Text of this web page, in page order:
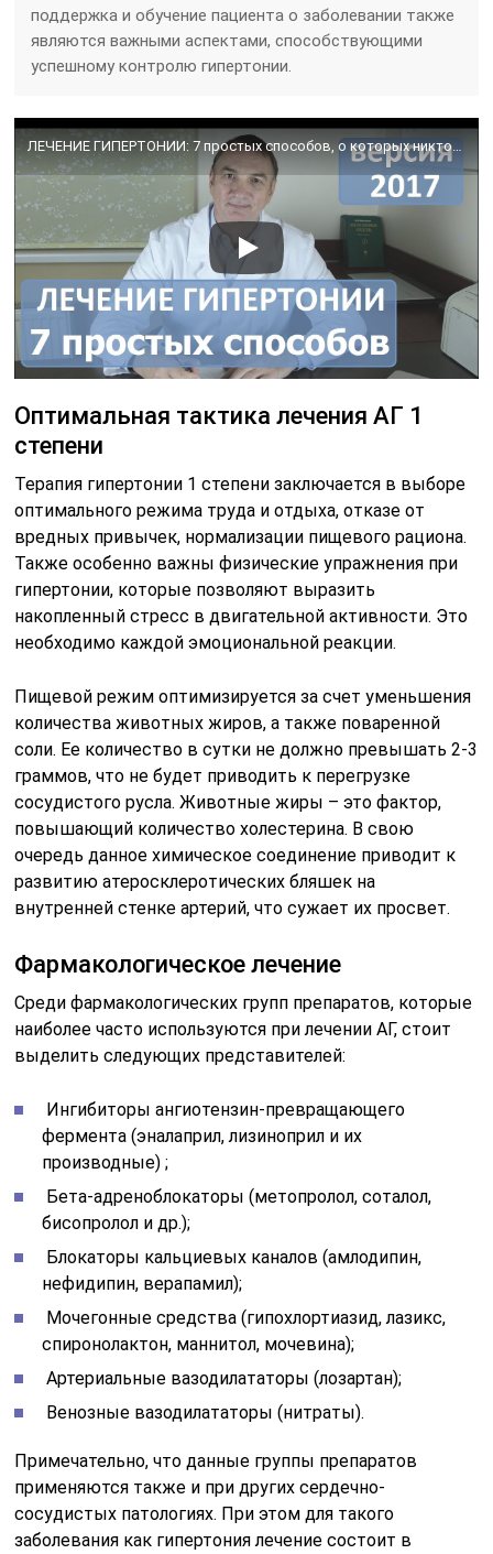
поддержка и обучение пациента о заболевании также
являются важными аспектами, способствующими
успешному контролю гипертонии.
ЛЕЧЕНИЕ ГИПЕРТОНИИ: 7 простых способов, о которых никто не знает.
Оптимальная тактика лечения АГ 1
степени
Терапия гипертонии 1 степени заключается в выборе
оптимального режима труда и отдыха, отказе от
вредных привычек, нормализации пищевого рациона.
Также особенно важны физические упражнения при
гипертонии, которые позволяют выразить
накопленный стресс в двигательной активности. Это
необходимо каждой эмоциональной реакции.
Пищевой режим оптимизируется за счет уменьшения
количества животных жиров, а также поваренной
соли. Ее количество в сутки не должно превышать 2-3
граммов, что не будет приводить к перегрузке
сосудистого русла. Животные жиры – это фактор,
повышающий количество холестерина. В свою
очередь данное химическое соединение приводит к
развитию атеросклеротических бляшек на
внутренней стенке артерий, что сужает их просвет.
Фармакологическое лечение
Среди фармакологических групп препаратов, которые
наиболее часто используются при лечении АГ, стоит
выделить следующих представителей:
Ингибиторы ангиотензин-превращающего
фермента (эналаприл, лизиноприл и их
производные) ;
Бета-адреноблокаторы (метопролол, соталол,
бисопролол и др.);
Блокаторы кальциевых каналов (амлодипин,
нефидипин, верапамил);
Мочегонные средства (гипохлортиазид, лазикс,
спиронолактон, маннитол, мочевина);
Артериальные вазодилататоры (лозартан);
Венозные вазодилататоры (нитраты).
Примечательно, что данные группы препаратов
применяются также и при других сердечно-
сосудистых патологиях. При этом для такого
заболевания как гипертония лечение состоит в